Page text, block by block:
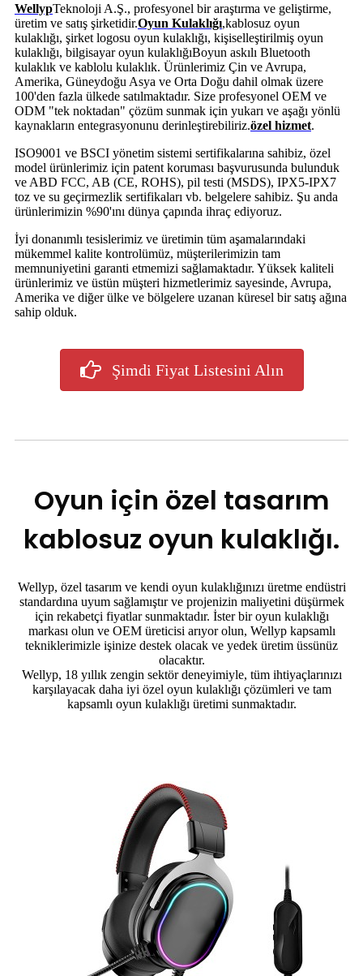
WellypTeknoloji A.Ş., profesyonel bir araştırma ve geliştirme,
üretim ve satış şirketidir.Oyun Kulaklığı,kablosuz oyun
kulaklığı, şirket logosu oyun kulaklığı, kişiselleştirilmiş oyun
kulaklığı, bilgisayar oyun kulaklığıBoyun askılı Bluetooth
kulaklık ve kablolu kulaklık. Ürünlerimiz Çin ve Avrupa,
Amerika, Güneydoğu Asya ve Orta Doğu dahil olmak üzere
100'den fazla ülkede satılmaktadır. Size profesyonel OEM ve
ODM "tek noktadan" çözüm sunmak için yukarı ve aşağı yönlü
kaynakların entegrasyonunu derinleştirebiliriz.özel hizmet.
ISO9001 ve BSCI yönetim sistemi sertifikalarına sahibiz, özel
model ürünlerimiz için patent koruması başvurusunda bulunduk
ve ABD FCC, AB (CE, ROHS), pil testi (MSDS), IPX5-IPX7
toz ve su geçirmezlik sertifikaları vb. belgelere sahibiz. Şu anda
ürünlerimizin %90'ını dünya çapında ihraç ediyoruz.
İyi donanımlı tesislerimiz ve üretimin tüm aşamalarındaki
mükemmel kalite kontrolümüz, müşterilerimizin tam
memnuniyetini garanti etmemizi sağlamaktadır. Yüksek kaliteli
ürünlerimiz ve üstün müşteri hizmetlerimiz sayesinde, Avrupa,
Amerika ve diğer ülke ve bölgelere uzanan küresel bir satış ağına
sahip olduk.
Şimdi Fiyat Listesini Alın
Oyun için özel tasarım
kablosuz oyun kulaklığı.
Wellyp, özel tasarım ve kendi oyun kulaklığınızı üretme endüstri
standardına uyum sağlamıştır ve projenizin maliyetini düşürmek
için rekabetçi fiyatlar sunmaktadır. İster bir oyun kulaklığı
markası olun ve OEM üreticisi arıyor olun, Wellyp kapsamlı
tekniklerimizle işinize destek olacak ve yedek üretim üssünüz
olacaktır.
Wellyp, 18 yıllık zengin sektör deneyimiyle, tüm ihtiyaçlarınızı
karşılayacak daha iyi özel oyun kulaklığı çözümleri ve tam
kapsamlı oyun kulaklığı üretimi sunmaktadır.